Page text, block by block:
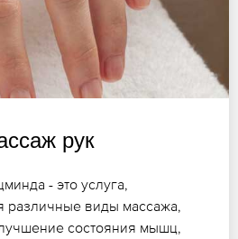
рук
- это услуга,
виды массажа,
состояния мышц,